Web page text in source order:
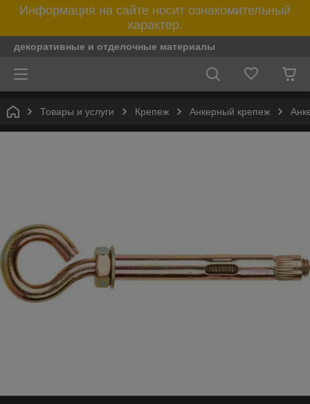
Информация на сайте носит ознакомительный
характер.
декоративные и отделочные материалы
Товары и услуги Крепеж Анкерный крепеж